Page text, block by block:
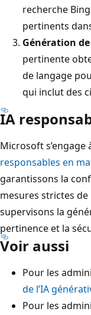
recherche
pertinents
Génération
pertinente
de langage
qui inclut des
IA
Microsoft s’engage
responsables en
garantissons la
mesures strictes
supervisons la
pertinence et la
Voir aussi
Pour les
de l’IA
Pour les